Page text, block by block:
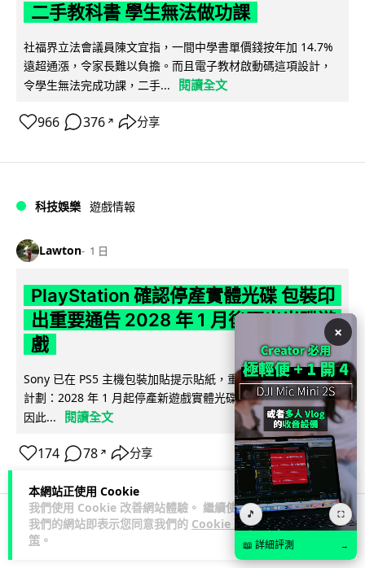
本網站正使用 Cookie
我們使用 Cookie 改善網站體驗。 繼續使用
我們的網站即表示您同意我們的 Cookie 政
策 。
二手教科書 學生無法做功課
社福界立法會議員陳文宜指，一間中學書單價錢按年加 14.7%
遠超通漲，令家長難以負擔。而且電子教材啟動碼這項設計，
令學生無法完成功課，二手...
閱讀全文
966 376 ↗ 分享
科技娛樂 遊戲情報
Lawton 1 日
PlayStation 確認停產實體光碟 包裝印
出重要通告 2028 年 1 月後不出光碟遊
戲
Sony 已在 PS5 主機包裝加貼提示貼紙，重申官方 7 月已公布
計劃：2028 年 1 月起停產新遊戲實體光碟。分析師預期 PS6
因此...
閱讀全文
174 78 ↗ 分享
人工智能
×
🎵 ⛶
📖 詳細評測 →